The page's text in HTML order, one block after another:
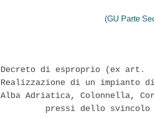
(GU Parte
Decreto di esproprio (ex
Realizzazione di un impianto
Alba Adriatica, Colonnella,
pressi dello